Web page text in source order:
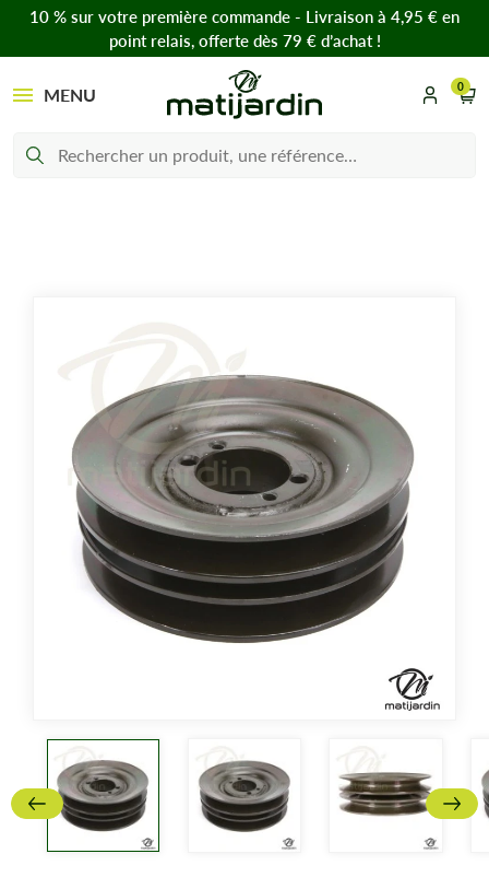
10 % sur votre première commande - Livraison à 4,95 € en
point relais, offerte dès 79 € d’achat !
MENU 0